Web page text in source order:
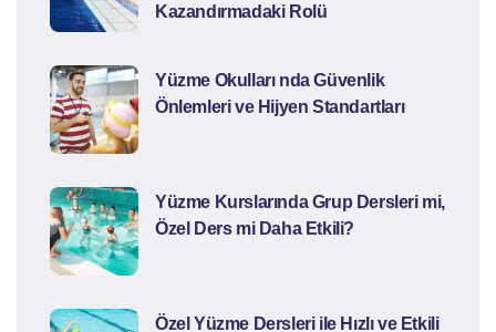
Kazandırmadaki Rolü
Yüzme Okulları nda Güvenlik
Önlemleri ve Hijyen Standartları
Yüzme Kurslarında Grup Dersleri mi,
Özel Ders mi Daha Etkili?
Özel Yüzme Dersleri ile Hızlı ve Etkili